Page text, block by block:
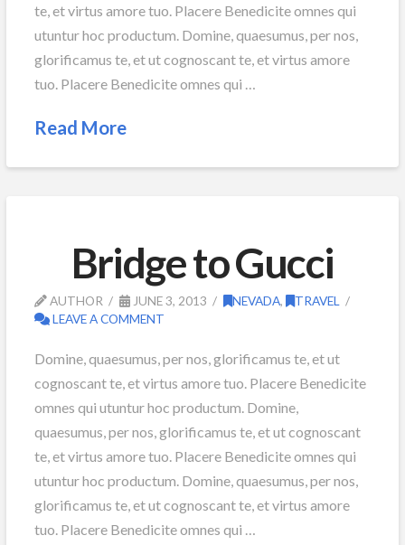
te, et virtus amore tuo. Placere Benedicite omnes qui
utuntur hoc productum. Domine, quaesumus, per nos,
glorificamus te, et ut cognoscant te, et virtus amore
tuo. Placere Benedicite omnes qui …
Read More
Bridge to Gucci
AUTHOR JUNE 3, 2013 NEVADA, TRAVEL
LEAVE A COMMENT
Domine, quaesumus, per nos, glorificamus te, et ut
cognoscant te, et virtus amore tuo. Placere Benedicite
omnes qui utuntur hoc productum. Domine,
quaesumus, per nos, glorificamus te, et ut cognoscant
te, et virtus amore tuo. Placere Benedicite omnes qui
utuntur hoc productum. Domine, quaesumus, per nos,
glorificamus te, et ut cognoscant te, et virtus amore
tuo. Placere Benedicite omnes qui …